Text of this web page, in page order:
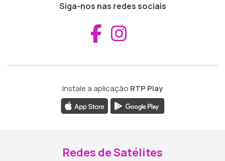
Siga-nos nas redes sociais
Aceder ao
Instale a aplicação RTP Play
Redes de Satélites